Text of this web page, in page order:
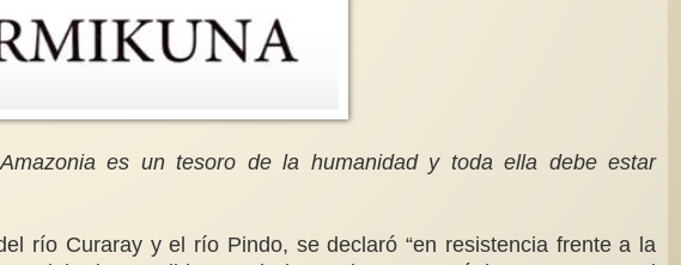
es un tesoro de la humanidad y toda ella debe estar
río Curaray y el río Pindo, se declaró “en resistencia frente a la